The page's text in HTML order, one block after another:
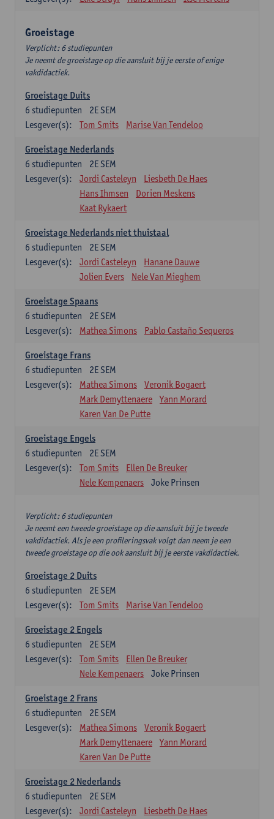
Groeistage
Verplicht: 6 studiepunten
Je neemt de groeistage op die aansluit bij je eerste of enige
vakdidactiek.
Groeistage Duits
2E SEM
6 studiepunten
Lesgever(s):
Tom Smits Marise Van Tendeloo
Groeistage Nederlands
2E SEM
6 studiepunten
Lesgever(s):
Jordi Casteleyn
Liesbeth De Haes
Hans Ihmsen
Dorien Meskens
Kaat Rykaert
Groeistage Nederlands niet thuistaal
2E SEM
6 studiepunten
Lesgever(s):
Jordi Casteleyn
Hanane Dauwe
Jolien Evers
Nele Van Mieghem
Groeistage Spaans
2E SEM
6 studiepunten
Lesgever(s):
Mathea Simons Pablo Castaño Sequeros
Groeistage Frans
2E SEM
6 studiepunten
Lesgever(s):
Mathea Simons
Veronik Bogaert
Mark Demyttenaere
Yann Morard
Karen Van De Putte
Groeistage Engels
2E SEM
6 studiepunten
Lesgever(s):
Tom Smits
Ellen De Breuker
Nele Kempenaers
Joke Prinsen
Verplicht: 6 studiepunten
Je neemt een tweede groeistage op die aansluit bij je tweede
vakdidactiek. Als je een profileringsvak volgt dan neem je een
tweede groeistage op die ook aansluit bij je eerste vakdidactiek.
Groeistage 2 Duits
2E SEM
6 studiepunten
Lesgever(s):
Tom Smits Marise Van Tendeloo
Groeistage 2 Engels
2E SEM
6 studiepunten
Lesgever(s):
Tom Smits
Ellen De Breuker
Nele Kempenaers
Joke Prinsen
Groeistage 2 Frans
2E SEM
6 studiepunten
Lesgever(s):
Mathea Simons
Veronik Bogaert
Mark Demyttenaere
Yann Morard
Karen Van De Putte
Groeistage 2 Nederlands
2E SEM
6 studiepunten
Lesgever(s):
Jordi Casteleyn
Liesbeth De Haes